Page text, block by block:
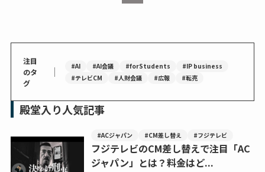
注目
のタ
グ
｜ #AI #AI会議 #forStudents
#IP business
#テレビCM
#人財会議 #広報 #転売
殿堂入り人気記事
#ACジャパン #CM差し替え #フジテレビ
フジテレビのCM差し替えで注目「AC
ジャパン」とは？料金はど...